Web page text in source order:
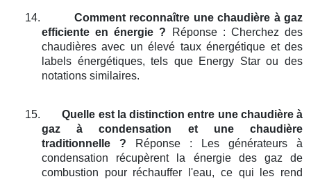
14.
Comment reconnaître une chaudière à gaz
efficiente en énergie ? Réponse : Cherchez des
chaudières avec un élevé taux énergétique et des
labels énergétiques, tels que Energy Star ou des
notations similaires.
15.
Quelle est la distinction entre une chaudière à
gaz à condensation et une chaudière
traditionnelle ? Réponse : Les générateurs à
condensation récupèrent la énergie des gaz de
combustion pour réchauffer l'eau, ce qui les rend